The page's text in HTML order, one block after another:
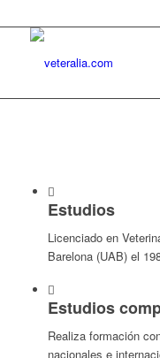
Estudios
Licenciado en
Barelona (UAB) el
Estudios
Realiza formación
nacionales e